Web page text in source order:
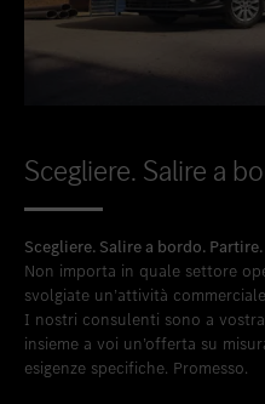
Scegliere. Salire a
Scegliere. Salire a bordo. Partire.
Non importa in quale settore
svolgiate un’attività
I nostri consulenti sono a
insieme a voi un’offerta su
esigenze specifiche. Promesso.